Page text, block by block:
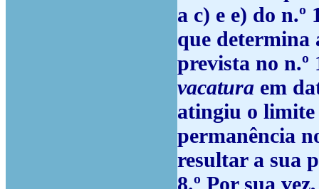
a c) e e) do n.º
que determina
prevista no n.º
vacatura em
atingiu o limite
permanência
resultar a sua
8.º Por sua